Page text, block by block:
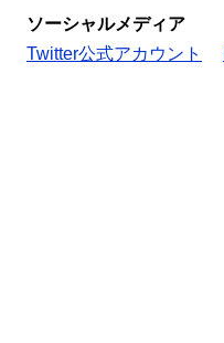
ソーシャルメディア
Twitter公式アカウント